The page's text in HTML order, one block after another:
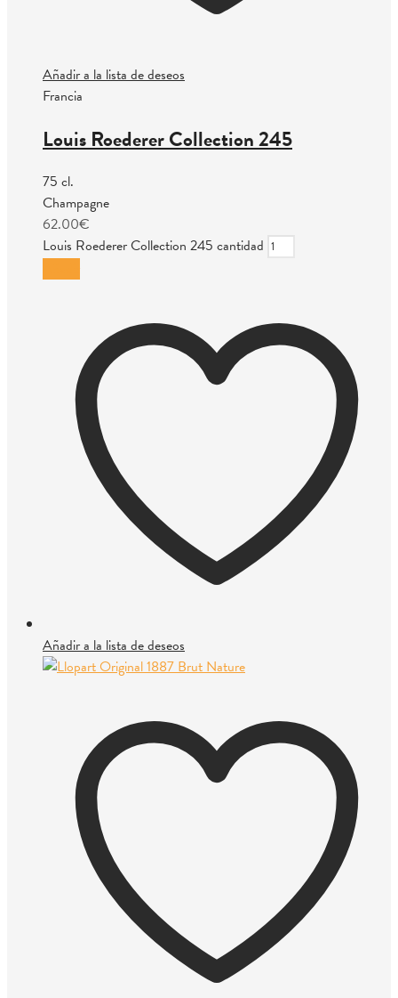
Añadir a la lista de deseos
Francia
Louis Roederer Collection 245
75 cl.
Champagne
62.00€
Louis Roederer Collection 245 cantidad
Añadir a la lista de deseos